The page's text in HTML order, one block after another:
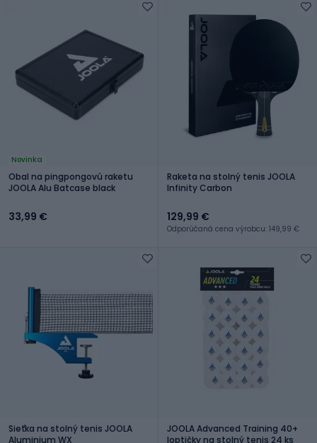
Novinka
Obal na pingpongovú raketu
JOOLA Alu Batcase black
33,99 €
Raketa na stolný tenis JOOLA
Infinity Carbon
129,99 €
Odporúčaná cena výrobcu: 149,99 €
Sieťka na stolný tenis JOOLA
Aluminium WX
JOOLA Advanced Training 40+
loptičky na stolný tenis 24 ks